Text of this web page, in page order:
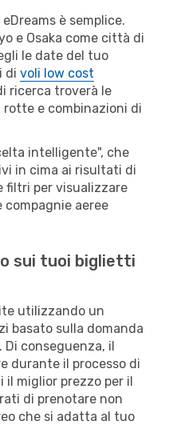
è semplice.
e Osaka come città di
le date del tuo
di voli low cost
ricerca troverà le
e combinazioni di
intelligente", che
in cima ai risultati di
filtri per visualizzare
compagnie aeree
sui tuoi biglietti
utilizzando un
basato sulla domanda
conseguenza, il
durante il processo di
il miglior prezzo per il
di prenotare non
che si adatta al tuo